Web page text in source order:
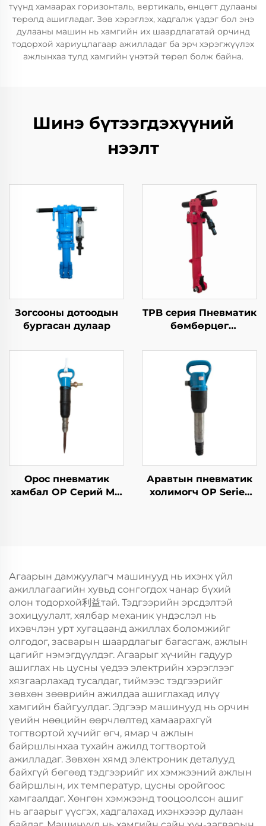
түүнд хамаарах горизонталь, вертикаль, өнцөгт дулааны
төрөлд ашигладаг. Зөв хэрэглэх, хадгалж үздэг бол энэ
дулааны машин нь хамгийн их шаардлагатай орчинд
тодорхой хариуцлагаар ажилладаг ба эрч хэрэгжүүлэх
ажлынхаа тулд хамгийн үнэтэй төрөл болж байна.
Шинэ бүтээгдэхүүний
нээлт
Зогсооны дотоодын
бургасан дулаар
TPB серия Пневматик
бөмбөрцөг
Цэцэн бөмбөрцгийн
бөмбөрцөг
Орос пневматик
хамбал OP Серий MO
Аравтын пневматик
холимогч OP Series
Агаарын дамжуулагч машинууд нь ихэнх үйл
ажиллагаагийн хувьд сонгогдох чанар бүхий
олон тодорхой利益тай. Тэдгээрийн эрсдэлтэй
зохицуулалт, хялбар механик үндэслэл нь
ихэвчлэн урт хугацаанд ажиллах боломжийг
олгодог, засварын шаардлагыг багасгаж, ажлын
цагийг нэмэгдүүлдэг. Агаарыг хүчийн гадуур
ашиглах нь цусны үедээ электрийн хэрэглээг
хязгаарлахад тусалдаг, тиймээс тэдгээрийг
зөвхөн зөөврийн ажилдаа ашиглахад илүү
хамгийн байгуулдаг. Эдгээр машинууд нь орчин
үеийн нөөцийн өөрчлөлтөд хамаарахгүй
тогтвортой хүчийг өгч, ямар ч ажлын
байршлынхаа тухайн ажилд тогтвортой
ажилладаг. Зөвхөн хямд электроник деталууд
байхгүй бөгөөд тэдгээрийг их хэмжээний ажлын
байршлын, их температур, цусны оройгоос
хамгаалдаг. Хөнгөн хэмжээнд тооцоолсон ашиг
нь агаарыг үүсгэх, хадгалахад ихэнхэээр дулаан